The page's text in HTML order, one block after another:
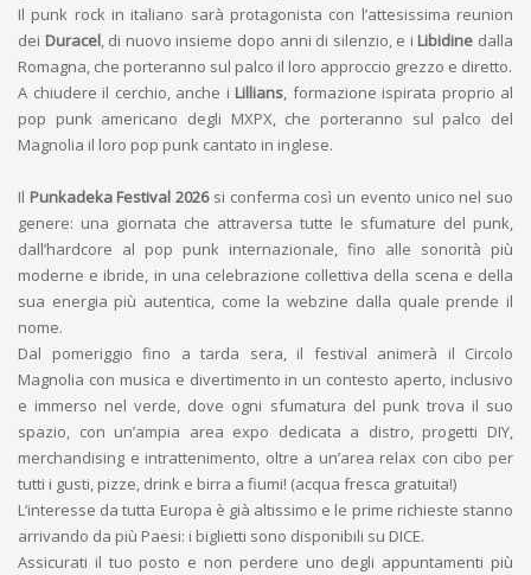
Il punk rock in italiano sarà protagonista con l’attesissima reunion
dei Duracel, di nuovo insieme dopo anni di silenzio, e i Libidine dalla
Romagna, che porteranno sul palco il loro approccio grezzo e diretto.
A chiudere il cerchio, anche i Lillians, formazione ispirata proprio al
pop punk americano degli MXPX, che porteranno sul palco del
Magnolia il loro pop punk cantato in inglese.
Il Punkadeka Festival 2026si conferma così un evento unico nel suo
genere: una giornata che attraversa tutte le sfumature del punk,
dall’hardcore al pop punk internazionale, fino alle sonorità più
moderne e ibride, in una celebrazione collettiva della scena e della
sua energia più autentica, come la webzine dalla quale prende il
nome.
Dal pomeriggio fino a tarda sera, il festival animerà il Circolo
Magnolia con musica e divertimento in un contesto aperto, inclusivo
e immerso nel verde, dove ogni sfumatura del punk trova il suo
spazio, con un’ampia area expo dedicata a distro, progetti DIY,
merchandising e intrattenimento, oltre a un’area relax con cibo per
tutti i gusti, pizze, drink e birra a fiumi! (acqua fresca gratuita!)
L’interesse da tutta Europa è già altissimo e le prime richieste stanno
arrivando da più Paesi: i biglietti sono disponibili su DICE.
Assicurati il tuo posto e non perdere uno degli appuntamenti più